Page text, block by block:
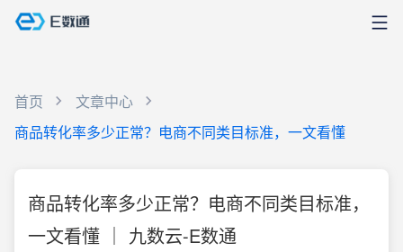
首页
文章中心
商品转化率多少正常？电商不同类目标准，一文看懂
商品转化率多少正常？电商不同类目标准，
一文看懂 ｜ 九数云-E数通